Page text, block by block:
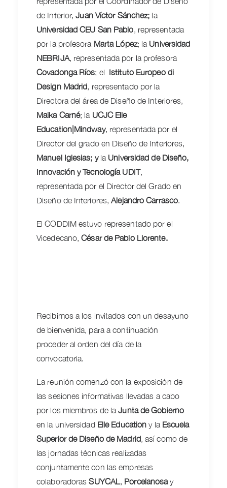
de Interior, Juan Víctor Sánchez; la
Universidad CEU San Pablo, representada
por la profesora Marta López; la Universidad
NEBRIJA, representada por la profesora
Covadonga Ríos; el Istituto Europeo di
Design Madrid, representado por la
Directora del área de Diseño de Interiores,
Maika Carné; la UCJC Elle
Education|Mindway, representada por el
Director del grado en Diseño de Interiores,
Manuel Iglesias; y la Universidad de Diseño,
Innovación y Tecnología UDIT,
representada por el Director del Grado en
Diseño de Interiores, Alejandro Carrasco.
El CODDIM estuvo representado por el
Vicedecano,César de Pablo Llorente.
Recibimos a los invitados con un desayuno
de bienvenida, para a continuación
proceder al orden del día de la
convocatoria.
La reunión comenzó con la exposición de
las sesiones informativas llevadas a cabo
por los miembros de laJunta de Gobierno
en la universidad Elle Education y la Escuela
Superior de Diseño de Madrid, así como de
las jornadas técnicas realizadas
conjuntamente con las empresas
colaboradorasSUYCAL, Porcelanosay